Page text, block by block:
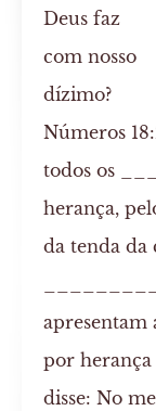
Deus faz
com nosso
dízimo?
Números
todos os
herança,
da tenda da
apresentam
por herança
disse: No